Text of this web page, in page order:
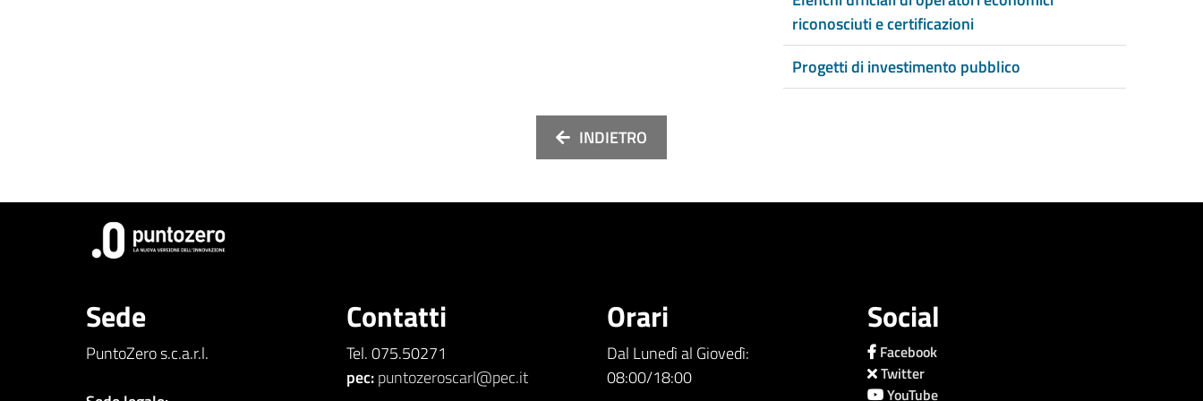
riconosciuti e certificazioni
Progetti di investimento pubblico
INDIETRO
Sede
PuntoZero s.c.a.r.l.
Contatti
Tel. 075.50271
pec:puntozeroscarl@pec.it
Orari
Dal Lunedì al Giovedì:
08:00/18:00
Social
Facebook
Twitter
YouTube